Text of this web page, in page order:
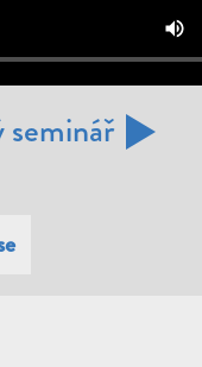
seminář